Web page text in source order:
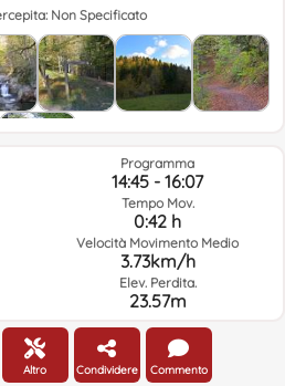
Non Specificato
Programma
14:45 - 16:07
Tempo Mov.
0:42 h
Velocità Movimento Medio
3.73km/h
Elev. Perdita.
23.57m
E Orario Selezionato
Altro Condividere Commento